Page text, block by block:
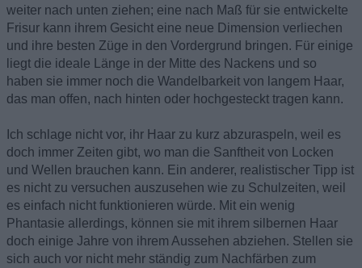
weiter nach unten ziehen; eine nach Maß für sie entwickelte
Frisur kann ihrem Gesicht eine neue Dimension verliechen
und ihre besten Züge in den Vordergrund bringen. Für einige
liegt die ideale Länge in der Mitte des Nackens und so
haben sie immer noch die Wandelbarkeit von langem Haar,
das man offen, nach hinten oder hochgesteckt tragen kann.
Ich schlage nicht vor, ihr Haar zu kurz abzuraspeln, weil es
doch immer Zeiten gibt, wo man die Sanftheit von Locken
und Wellen brauchen kann. Ein anderer, realistischer Tipp ist
es nicht zu versuchen auszusehen wie zu Schulzeiten, weil
es einfach nicht funktionieren würde. Mit ein wenig
Phantasie allerdings, können sie mit ihrem silbernen Haar
doch einige Jahre von ihrem Aussehen abziehen. Stellen sie
sich auch vor nicht mehr ständig zum Nachfärben zum